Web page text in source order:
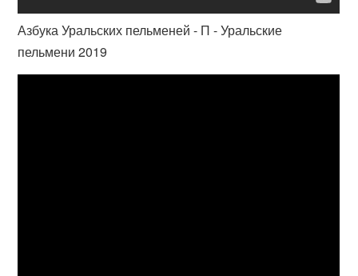
Азбука Уральских пельменей - П - Уральские
пельмени 2019